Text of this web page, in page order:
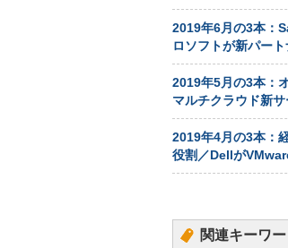
2019年6月の3本：
ロソフトが新パー
2019年5月の3本：
マルチクラウド新サ
2019年4月の3本：
役割／Dellが
関連キーワ